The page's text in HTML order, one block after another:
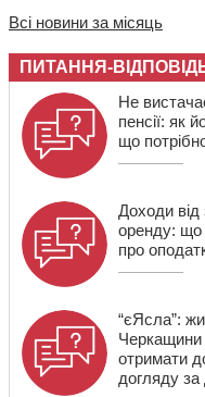
Всі новини за місяць
ПИТАННЯ-
Не
пенсії: як
що
Доходи від
оренду: що
про
“єЯсла”:
Черкащини
отримати
догляду